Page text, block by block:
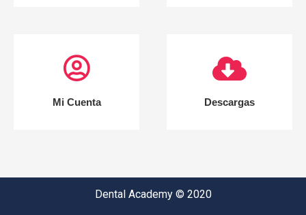
Mi Cuenta Descargas
Dental Academy © 2020